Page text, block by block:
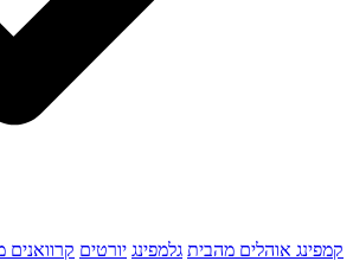
קמפינג אוהלים מהבית גלמפינג יורטים קרוואנים